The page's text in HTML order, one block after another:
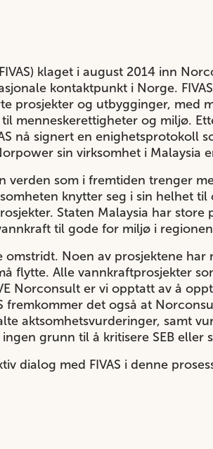
klaget i august 2014 inn
kontaktpunkt i Norge.
prosjekter og utbygginger, med
menneskerettigheter og miljø.
nå signert en enighetsprotokoll
sin virksomhet i Malaysia
verden som i fremtiden trenger
knytter seg i sin helhet
Staten Malaysia har
til gode for miljø i
Noen av prosjektene
flytte. Alle vannkraftprosjekter
Norconsult er vi opptatt av å
fremkommer det også at
aktsomhetsvurderinger, samt
grunn til å kritisere SEB eller
dialog med FIVAS i denne